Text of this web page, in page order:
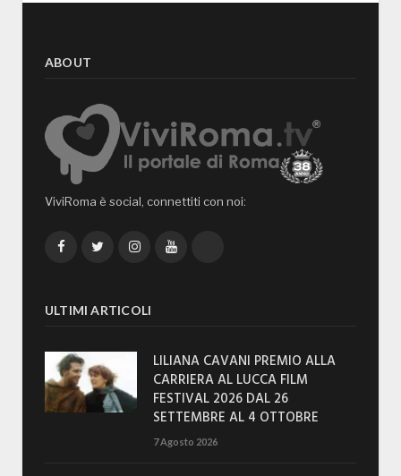
ABOUT
ViviRoma è social, connettiti con noi:
FacebookTwitterInstagramYouTube
ULTIMI ARTICOLI
LILIANA CAVANI PREMIO ALLA
CARRIERA AL LUCCA FILM
FESTIVAL 2026 DAL 26
SETTEMBRE AL 4 OTTOBRE
7 Agosto 2026